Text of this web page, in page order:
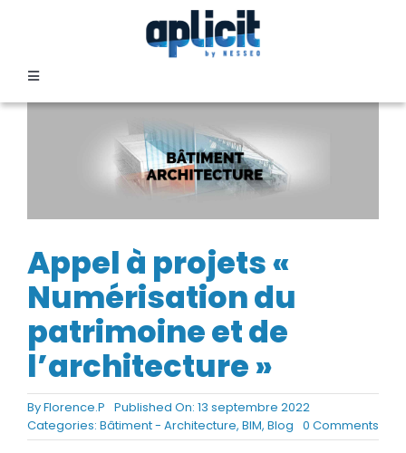
Toggle
Navigation
TEMOIGNAGES
EVENEMENTS
BLOG
Appel à projets «
Numérisation du
patrimoine et de
l’architecture »
ByFlorence.P Published On: 13 septembre 2022
Categories: Bâtiment - Architecture, BIM, Blog 0 Commentson